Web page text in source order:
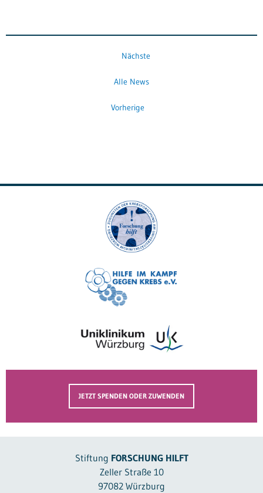
Nächste
Alle News
Vorherige
JETZT SPENDEN ODER ZUWENDEN
Stiftung FORSCHUNG HILFT
Zeller Straße 10
97082 Würzburg